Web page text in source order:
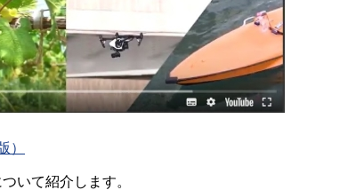
）
いて紹介します。